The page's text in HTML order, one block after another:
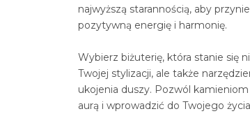
najwyższą starannością, aby
pozytywną energię i harmonię.
Wybierz biżuterię, która stanie się
Twojej stylizacji, ale także
ukojenia duszy. Pozwól
aurą i wprowadzić do Twojego